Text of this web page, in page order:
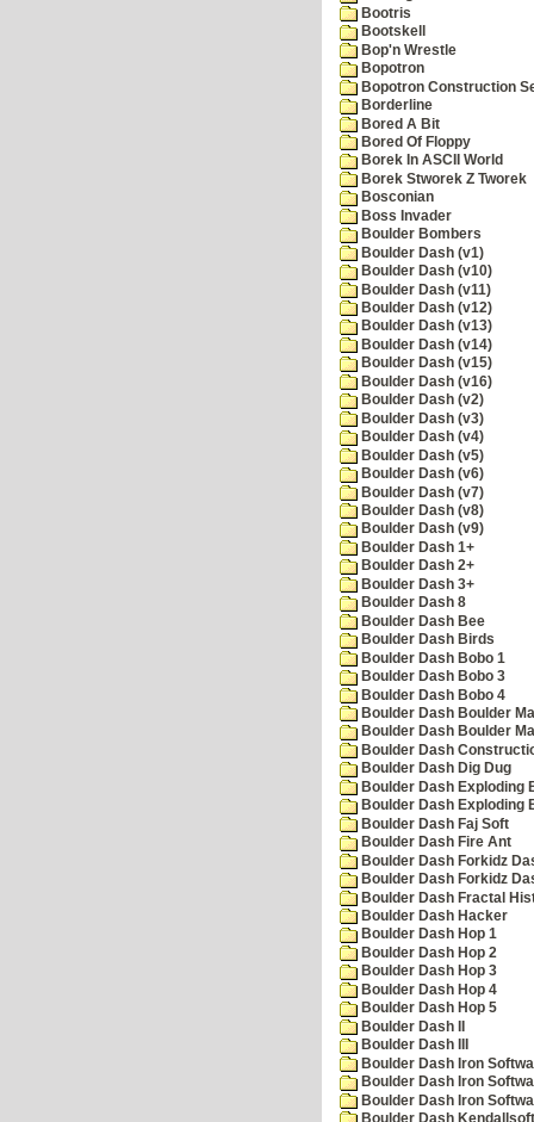
Bootris
Bootskell
Bop'n Wrestle
Bopotron
Bopotron Construction
Borderline
Bored A Bit
Bored Of Floppy
Borek In ASCII World
Borek Stworek Z Tworek
Bosconian
Boss Invader
Boulder Bombers
Boulder Dash (v1)
Boulder Dash (v10)
Boulder Dash (v11)
Boulder Dash (v12)
Boulder Dash (v13)
Boulder Dash (v14)
Boulder Dash (v15)
Boulder Dash (v16)
Boulder Dash (v2)
Boulder Dash (v3)
Boulder Dash (v4)
Boulder Dash (v5)
Boulder Dash (v6)
Boulder Dash (v7)
Boulder Dash (v8)
Boulder Dash (v9)
Boulder Dash 1+
Boulder Dash 2+
Boulder Dash 3+
Boulder Dash 8
Boulder Dash Bee
Boulder Dash Birds
Boulder Dash Bobo 1
Boulder Dash Bobo 3
Boulder Dash Bobo 4
Boulder Dash Boulder
Boulder Dash Boulder
Boulder Dash
Boulder Dash Dig Dug
Boulder Dash Exploding
Boulder Dash Exploding
Boulder Dash Faj Soft
Boulder Dash Fire Ant
Boulder Dash Forkidz
Boulder Dash Forkidz
Boulder Dash Fractal
Boulder Dash Hacker
Boulder Dash Hop 1
Boulder Dash Hop 2
Boulder Dash Hop 3
Boulder Dash Hop 4
Boulder Dash Hop 5
Boulder Dash II
Boulder Dash III
Boulder Dash Iron
Boulder Dash Iron
Boulder Dash Iron
Boulder Dash